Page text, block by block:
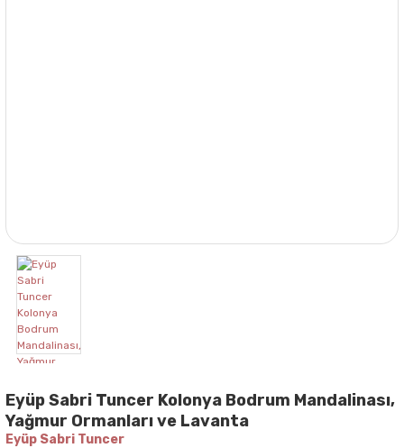
Eyüp Sabri Tuncer Kolonya Bodrum Mandalinası,
Yağmur Ormanları ve Lavanta
Eyüp Sabri Tuncer